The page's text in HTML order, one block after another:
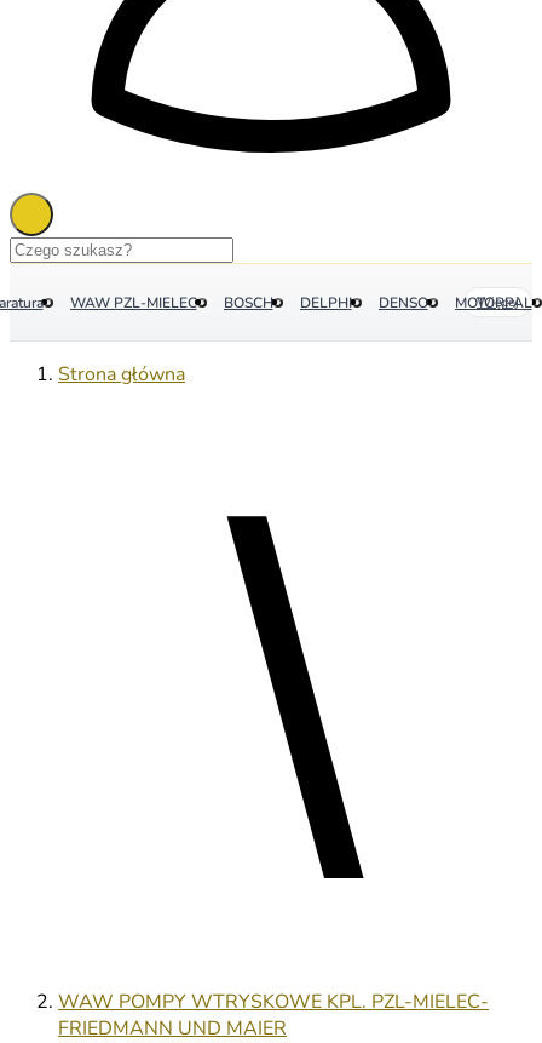
WAW PZL-MIELEC BOSCH DELPHI DENSO MOTORPAL
Więcej
Strona główna
WAW POMPY WTRYSKOWE KPL. PZL-MIELEC-
FRIEDMANN UND MAIER